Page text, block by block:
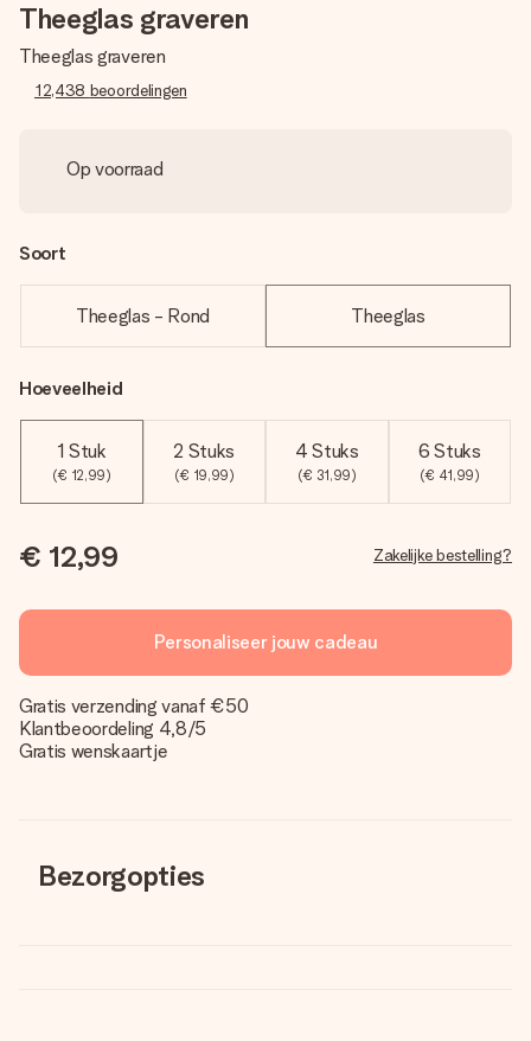
Theeglas graveren
Theeglas graveren
12,438 beoordelingen
Op voorraad
Soort
Theeglas - Rond Theeglas
Hoeveelheid
1 Stuk
(€ 12,99)
2 Stuks
(€ 19,99)
4 Stuks
(€ 31,99)
6 Stuks
(€ 41,99)
€ 12,99 Zakelijke bestelling?
Personaliseer jouw cadeau
Gratis verzending vanaf €50
Klantbeoordeling 4,8/5
Gratis wenskaartje
Bezorgopties